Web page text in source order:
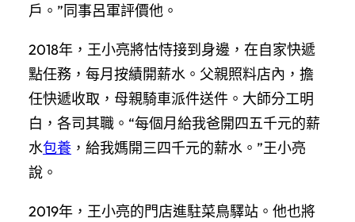
戶。”同事呂軍評價他。
2018年，王小亮將怙恃接到身邊，在自家快遞
點任務，每月按績開薪水。父親照料店內，擔
任快遞收取，母親騎車派件送件。大師分工明
白，各司其職。“每個月給我爸開四五千元的薪
水包養 ，給我媽開三四千元的薪水。”王小亮
說。
2019年，王小亮的門店進駐菜鳥驛站。他也將